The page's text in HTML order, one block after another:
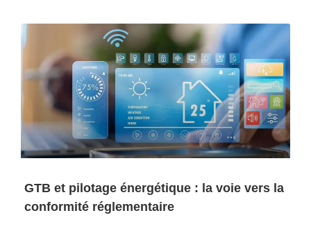
GTB et pilotage énergétique : la voie vers la
conformité réglementaire